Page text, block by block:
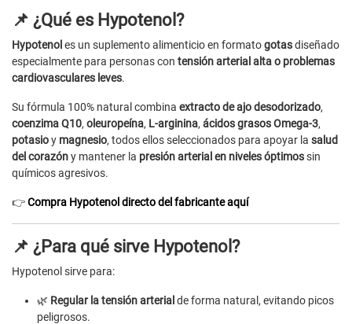
📌 ¿Qué es Hypotenol?
Hypotenol es un suplemento alimenticio en formatogotasdiseñado
especialmente para personas con tensión arterial alta o problemas
cardiovasculares leves.
Su fórmula 100% natural combina extracto de ajo desodorizado,
coenzima Q10, oleuropeína, L-arginina, ácidos grasos Omega-3,
potasioy magnesio, todos ellos seleccionados para apoyar la salud
del corazóny mantener la presión arterial en niveles óptimossin
químicos agresivos.
👉Compra Hypotenol directo del fabricante aquí
📌 ¿Para qué sirve Hypotenol?
Hypotenol sirve para:
🌿 Regular la tensión arterial de forma natural, evitando picos
peligrosos.